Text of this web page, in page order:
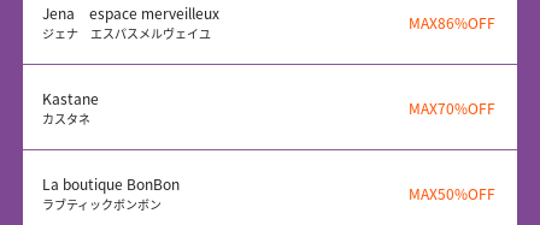
Jena espace merveilleux
ジェナ エスパスメルヴェイユ
MAX86%OFF
Kastane
カスタネ
MAX70%OFF
La boutique BonBon
ラブティックボンボン
MAX50%OFF